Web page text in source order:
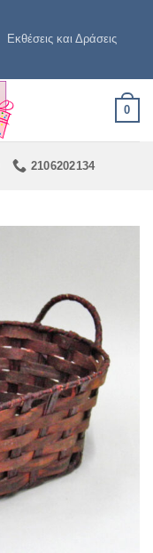
Εκθέσεις και Δράσεις
0
2106202134